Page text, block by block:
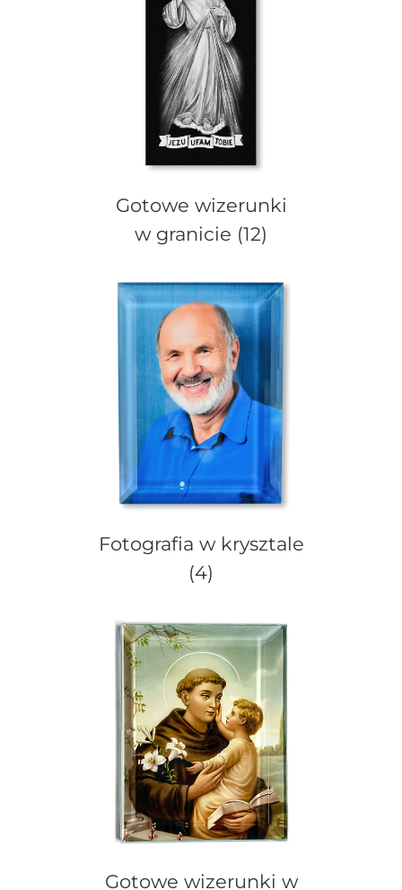
Gotowe wizerunki
w granicie (12)
Fotografia w krysztale
(4)
Gotowe wizerunki w